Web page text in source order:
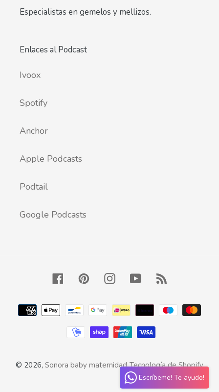
Especialistas en gemelos y mellizos.
Enlaces al Podcast
Ivoox
Spotify
Anchor
Apple Podcasts
Podtail
Google Podcasts
FacebookPinterestInstagramYouTube
Métodos
de
pago
© 2026, Sonora baby maternidad Tecnología de Shopify
Escríbeme! Te ayudo!